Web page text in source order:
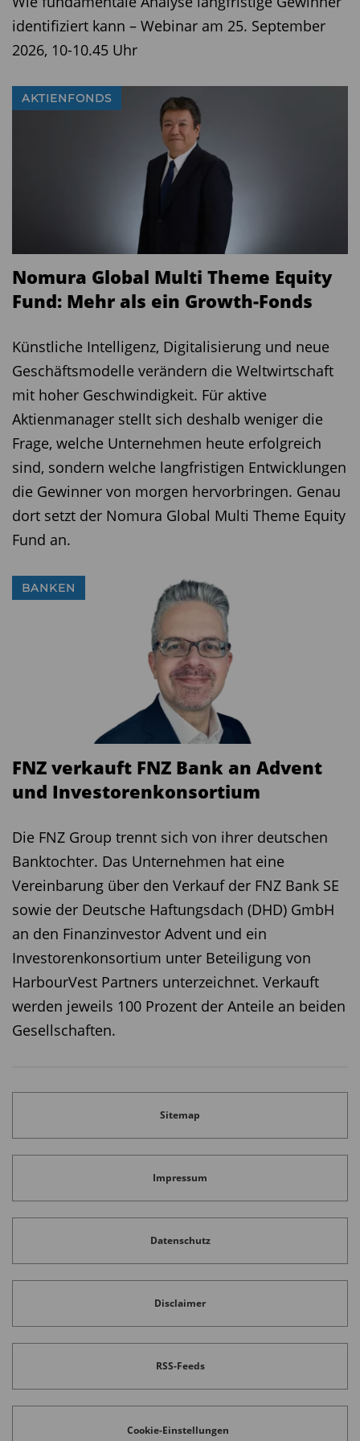
identifiziert kann – Webinar am 25. September
2026, 10-10.45 Uhr
AKTIENFONDS
Nomura Global Multi Theme Equity
Fund: Mehr als ein Growth-Fonds
Künstliche Intelligenz, Digitalisierung und neue
Geschäftsmodelle verändern die Weltwirtschaft
mit hoher Geschwindigkeit. Für aktive
Aktienmanager stellt sich deshalb weniger die
Frage, welche Unternehmen heute erfolgreich
sind, sondern welche langfristigen Entwicklungen
die Gewinner von morgen hervorbringen. Genau
dort setzt der Nomura Global Multi Theme Equity
Fund an.
BANKEN
FNZ verkauft FNZ Bank an Advent
und Investorenkonsortium
Die FNZ Group trennt sich von ihrer deutschen
Banktochter. Das Unternehmen hat eine
Vereinbarung über den Verkauf der FNZ Bank SE
sowie der Deutsche Haftungsdach (DHD) GmbH
an den Finanzinvestor Advent und ein
Investorenkonsortium unter Beteiligung von
HarbourVest Partners unterzeichnet. Verkauft
werden jeweils 100 Prozent der Anteile an beiden
Gesellschaften.
Sitemap
Impressum
Datenschutz
Disclaimer
RSS-Feeds
Cookie-Einstellungen